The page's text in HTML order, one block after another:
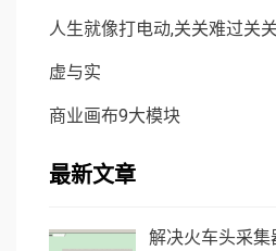
人生就像打电动,关关难过关
虚与实
商业画布9大模块
最新文章
解决火车头采集